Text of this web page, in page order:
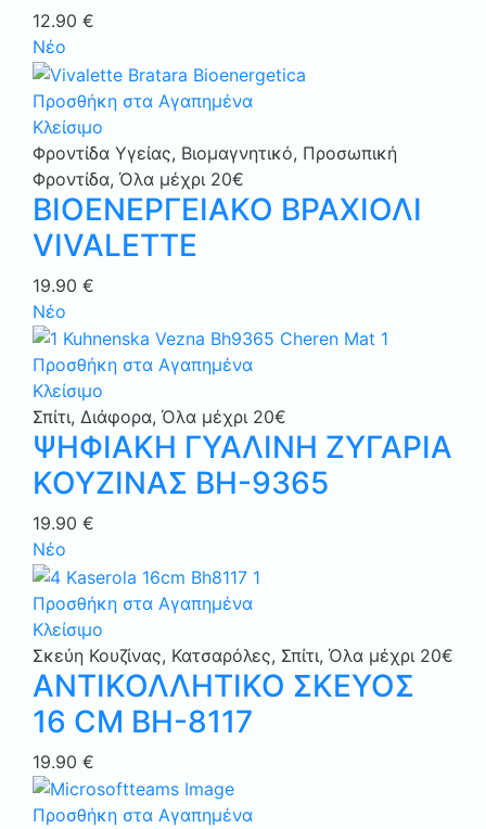
12.90 €
Νέο
Προσθήκη στα Αγαπημένα
Κλείσιμο
Φροντίδα Υγείας, Βιομαγνητικό, Προσωπική
Φροντίδα, Όλα μέχρι 20€
ΒΙΟΕΝΕΡΓΕΙΑΚΟ ΒΡΑΧΙΟΛΙ
VIVALETTE
19.90 €
Νέο
Προσθήκη στα Αγαπημένα
Κλείσιμο
Σπίτι, Διάφορα, Όλα μέχρι 20€
ΨΗΦΙΑΚΗ ΓΥΑΛΙΝΗ ΖΥΓΑΡΙΑ
ΚΟΥΖΙΝΑΣ BH-9365
19.90 €
Νέο
Προσθήκη στα Αγαπημένα
Κλείσιμο
Σκεύη Κουζίνας, Κατσαρόλες, Σπίτι, Όλα μέχρι 20€
ΑΝΤΙΚΟΛΛΗΤΙΚΟ ΣΚΕΥΟΣ
16 CM ΒΗ-8117
19.90 €
Προσθήκη στα Αγαπημένα